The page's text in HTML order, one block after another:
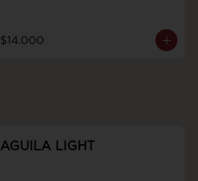
$14.000
AGUILA LIGHT